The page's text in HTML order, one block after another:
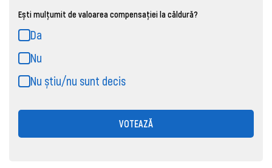
Ești mulțumit de valoarea compensației la căldură?
Da
Nu
Nu știu/nu sunt decis
VOTEAZĂ